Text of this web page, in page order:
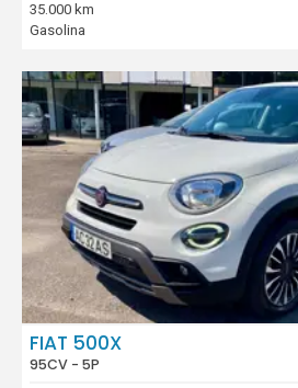
35.000 km
Gasolina
FIAT 500X
95CV - 5P